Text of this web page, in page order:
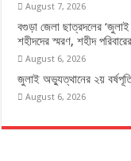
August 7, 2026
বগুড়া জেলা ছাত্রদলের
শহীদদের স্মরণ, শহীদ
August 6, 2026
জুলাই অভ্যুত্থানের ২য়
August 6, 2026